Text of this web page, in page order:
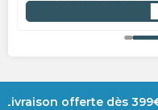
Livraison offerte dès